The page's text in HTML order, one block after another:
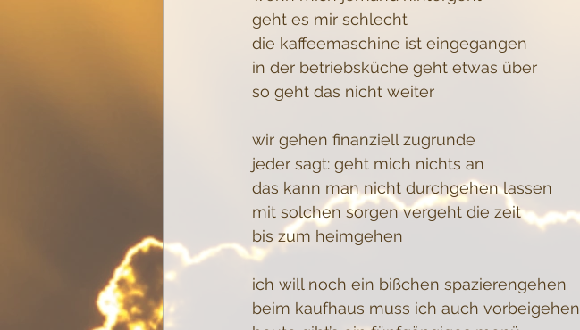
geht es mir schlecht
die kaffeemaschine ist eingegangen
in der betriebsküche geht etwas über
so geht das nicht weiter
wir gehen finanziell zugrunde
jeder sagt: geht mich nichts an
das kann man nicht durchgehen lassen
mit solchen sorgen vergeht die zeit
bis zum heimgehen
ich will noch ein bißchen spazierengehen
beim kaufhaus muss ich auch vorbeigehen